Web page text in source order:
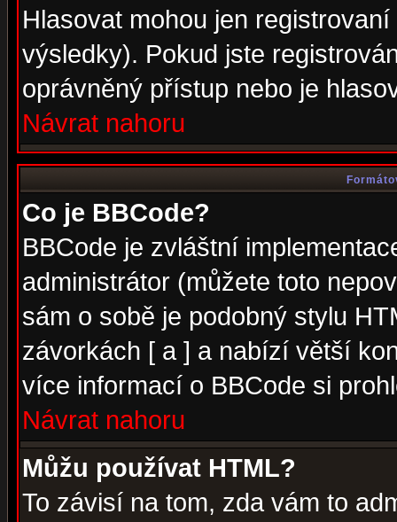
Hlasovat mohou jen
výsledky). Pokud jste
oprávněný přístup nebo je
Návrat nahoru
Co je BBCode?
BBCode je zvláštní
administrátor (můžete toto
sám o sobě je podobný stylu
závorkách [ a ] a nabízí větší
více informací o BBCode si
Návrat nahoru
Můžu používat HTML?
To závisí na tom, zda vám to